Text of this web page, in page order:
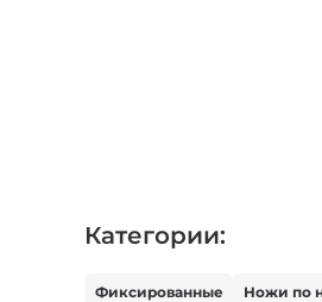
Категории:
Фиксированные Ножи по